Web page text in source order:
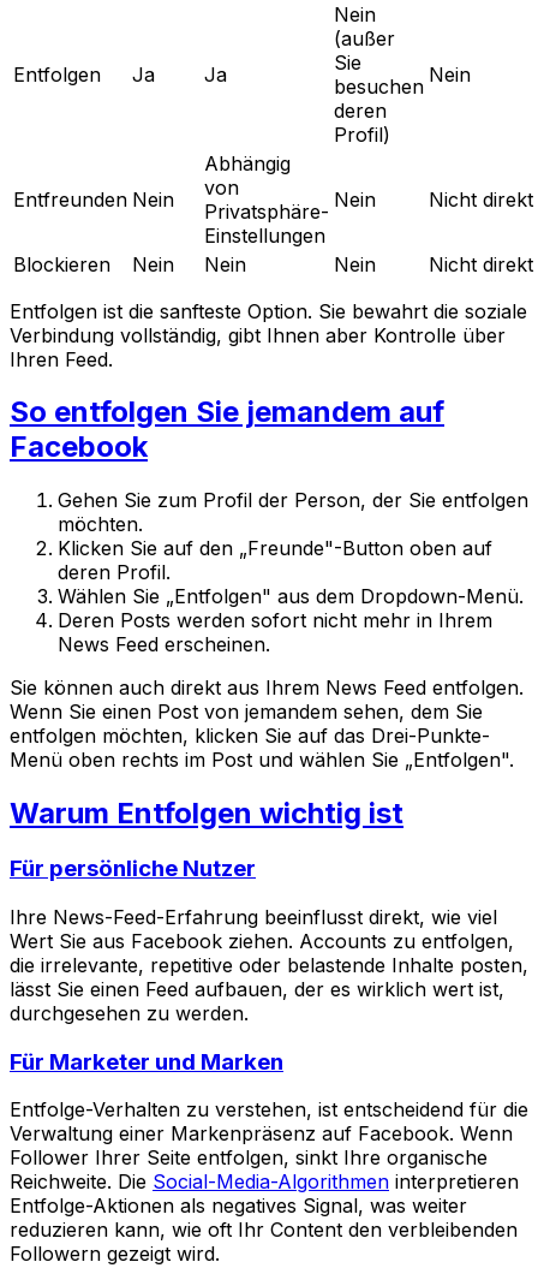
Entfolgen Ja Ja
Nein
(außer
Sie
besuchen
deren
Profil)
Nein
Entfreunden Nein
Abhängig
von
Privatsphäre-
Einstellungen
Nein Nicht direkt
Blockieren Nein Nein Nein
Nicht direkt
Entfolgen ist die sanfteste Option. Sie bewahrt die soziale
Verbindung vollständig, gibt Ihnen aber Kontrolle über
Ihren Feed.
So entfolgen Sie jemandem auf
Facebook
Gehen Sie zum Profil der Person, der Sie entfolgen
möchten.
Klicken Sie auf den „Freunde"-Button oben auf
deren Profil.
Wählen Sie „Entfolgen" aus dem Dropdown-Menü.
Deren Posts werden sofort nicht mehr in Ihrem
News Feed erscheinen.
Sie können auch direkt aus Ihrem News Feed entfolgen.
Wenn Sie einen Post von jemandem sehen, dem Sie
entfolgen möchten, klicken Sie auf das Drei-Punkte-
Menü oben rechts im Post und wählen Sie „Entfolgen".
Warum Entfolgen wichtig ist
Für persönliche Nutzer
Ihre News-Feed-Erfahrung beeinflusst direkt, wie viel
Wert Sie aus Facebook ziehen. Accounts zu entfolgen,
die irrelevante, repetitive oder belastende Inhalte posten,
lässt Sie einen Feed aufbauen, der es wirklich wert ist,
durchgesehen zu werden.
Für Marketer und Marken
Entfolge-Verhalten zu verstehen, ist entscheidend für die
Verwaltung einer Markenpräsenz auf Facebook. Wenn
Follower Ihrer Seite entfolgen, sinkt Ihre organische
Reichweite. Die Social-Media-Algorithmen interpretieren
Entfolge-Aktionen als negatives Signal, was weiter
reduzieren kann, wie oft Ihr Content den verbleibenden
Followern gezeigt wird.